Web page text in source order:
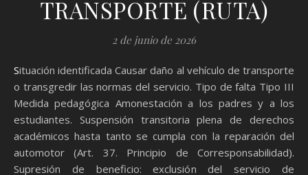
TRANSPORTE (RUTA)
2 de junio de 2026
Situación identificada Causar daño al vehículo de transporte
o transgredir las normas del servicio. Tipo de falta Tipo III
Medida pedagógica Amonestación a los padres y a los
estudiantes. Suspensión transitoria plena de derechos
académicos hasta tanto se cumpla con la reparación del
automotor (Art. 37. Principio de Corresponsabilidad).
Supresión de beneficio: exclusión del servicio de